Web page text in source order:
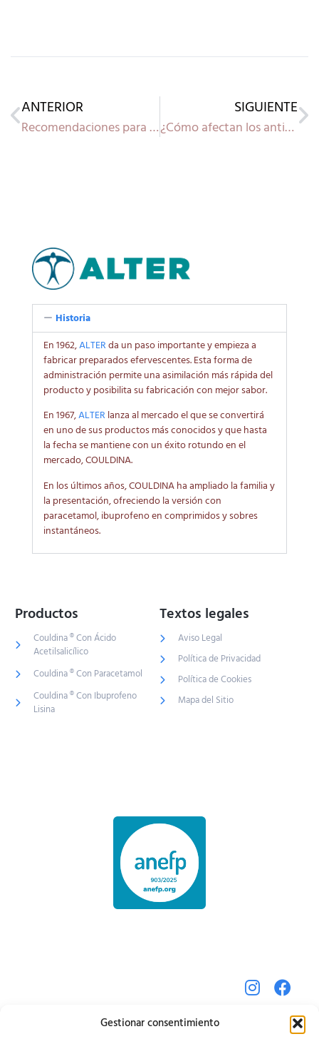
Gestionar consentimiento
ANTERIOR
Recomendaciones para el cuidado personal durante la gripe
SIGUIENTE
¿Cómo afectan los antigripales al sueño?
Historia
En 1962,ALTERda un paso importante y empieza a
fabricar preparados efervescentes. Esta forma de
administración permite una asimilación más rápida del
producto y posibilita su fabricación con mejor sabor.
En 1967,ALTER lanza al mercado el que se convertirá
en uno de sus productos más conocidos y que hasta
la fecha se mantiene con un éxito rotundo en el
mercado, COULDINA.
En los últimos años, COULDINA ha ampliado la familia y
la presentación, ofreciendo la versión con
paracetamol, ibuprofeno en comprimidos y sobres
instantáneos.
Productos
Couldina ® Con Ácido
Acetilsalicílico
Couldina ® Con Paracetamol
Couldina ® Con Ibuprofeno
Lisina
Textos legales
Aviso Legal
Política de Privacidad
Política de Cookies
Mapa del Sitio